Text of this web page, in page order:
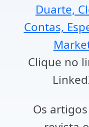
Duarte,
Contas,
Clique no
Os